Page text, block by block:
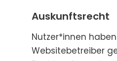
Auskunftsrecht
Nutzer*innen
Websitebetreiber